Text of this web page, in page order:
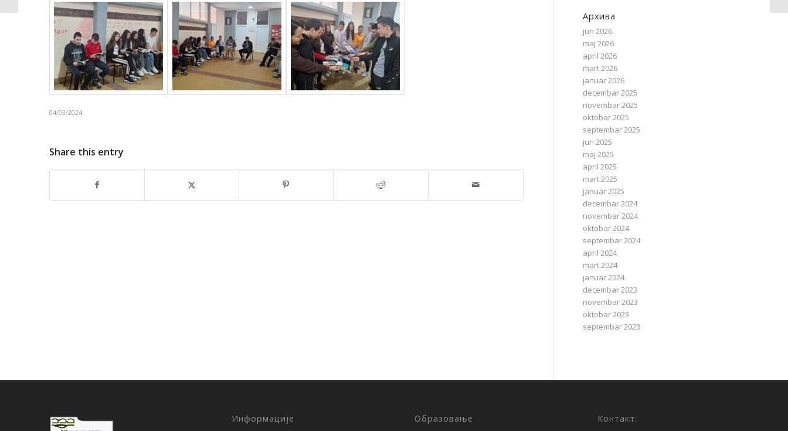
04/03/2024
Share this entry
Архива
jun 2026
maj 2026
april 2026
mart 2026
januar 2026
decembar 2025
novembar 2025
oktobar 2025
septembar 2025
jun 2025
maj 2025
april 2025
mart 2025
januar 2025
decembar 2024
novembar 2024
oktobar 2024
septembar 2024
april 2024
mart 2024
januar 2024
decembar 2023
novembar 2023
oktobar 2023
septembar 2023
Информације Образовање
Контакт: